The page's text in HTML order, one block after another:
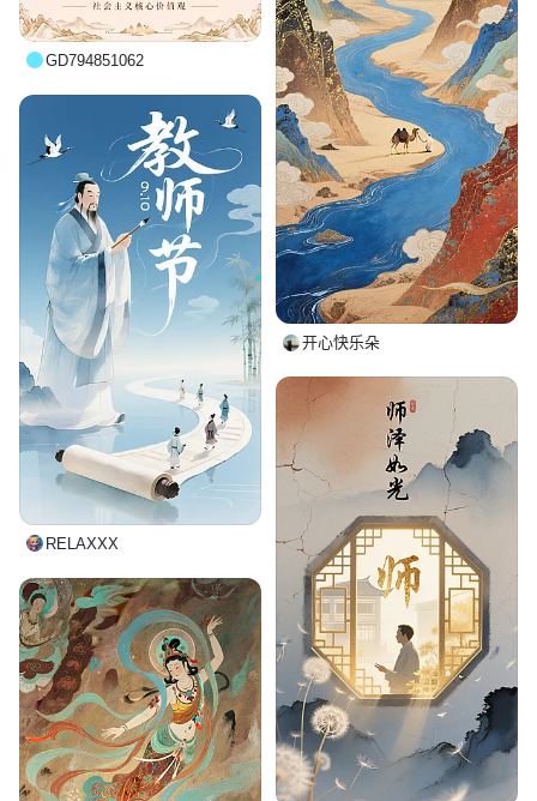
GD794851062
开心快乐朵
RELAXXX